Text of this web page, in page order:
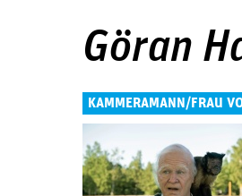
Göran
KAMMERAMANN/FRAU